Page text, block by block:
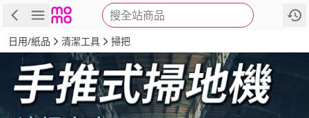
搜全站商品
商品 評價 詳情
日用/紙品 清潔工具 掃把